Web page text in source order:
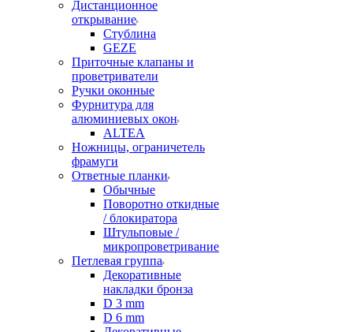
Дистанционное
открывание
Стублина
GEZE
Приточные клапаны и
проветриватели
Ручки оконные
Фурнитура для
алюминиевых окон
ALTEA
Ножницы, ограничетель
фрамуги
Ответные планки
Обычные
Поворотно откидные
/ блокиратора
Штульповые /
микропроветривание
Петлевая группа
Декоративные
накладки бронза
D 3 mm
D 6 mm